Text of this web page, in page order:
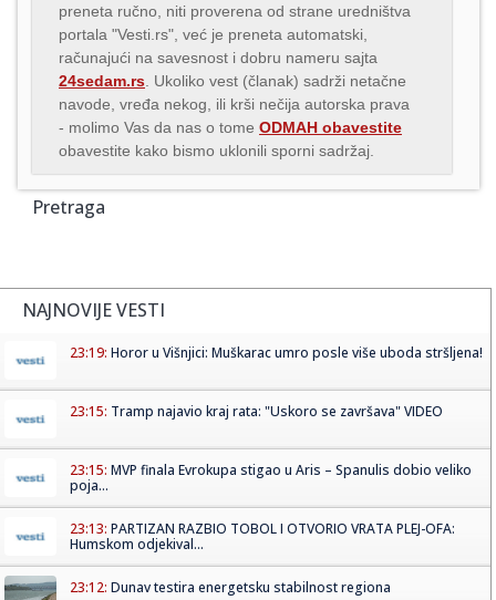
preneta ručno, niti proverena od strane uredništva
portala "Vesti.rs", već je preneta automatski,
računajući na savesnost i dobru nameru sajta
24sedam.rs . Ukoliko vest (članak) sadrži netačne
navode, vređa nekog, ili krši nečija autorska prava
- molimo Vas da nas o tome ODMAH obavestite
obavestite kako bismo uklonili sporni sadržaj.
Pretraga
NAJNOVIJE VESTI
23:19: Horor u Višnjici: Muškarac umro posle više uboda stršljena!
23:15: Tramp najavio kraj rata: "Uskoro se završava" VIDEO
23:15: MVP finala Evrokupa stigao u Aris – Spanulis dobio veliko
poja...
23:13: PARTIZAN RAZBIO TOBOL I OTVORIO VRATA PLEJ-OFA:
Humskom odjekival...
23:12: Dunav testira energetsku stabilnost regiona